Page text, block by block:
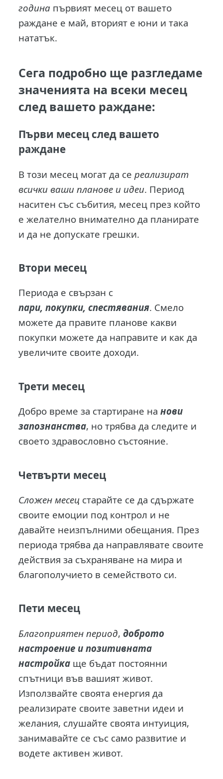
година първият месец от вашето
раждане е май, вторият е юни и така
нататък.
Сега подробно ще разгледаме
значенията на всеки месец
след вашето раждане:
Първи месец след вашето
раждане
В този месец могат да сереализират
всички ваши планове и идеи. Период
наситен със събития, месец през който
е желателно внимателно да планирате
и да не допускате грешки.
Втори месец
Периода е свързан с
пари, покупки, спестявания. Смело
можете да правите планове какви
покупки можете да направите и как да
увеличите своите доходи.
Трети месец
Добро време за стартиране нанови
запознанства, но трябва да следите и
своето здравословно състояние.
Четвърти месец
Сложен месец старайте се да сдържате
своите емоции под контрол и не
давайте неизпълними обещания. През
периода трябва да направлявате своите
действия за съхраняване на мира и
благополучието в семейството си.
Пети месец
Благоприятен период,доброто
настроение и позитивната
настройка ще бъдат постоянни
спътници във вашият живот.
Използвайте своята енергия да
реализирате своите заветни идеи и
желания, слушайте своята интуиция,
занимавайте се със само развитие и
водете активен живот.